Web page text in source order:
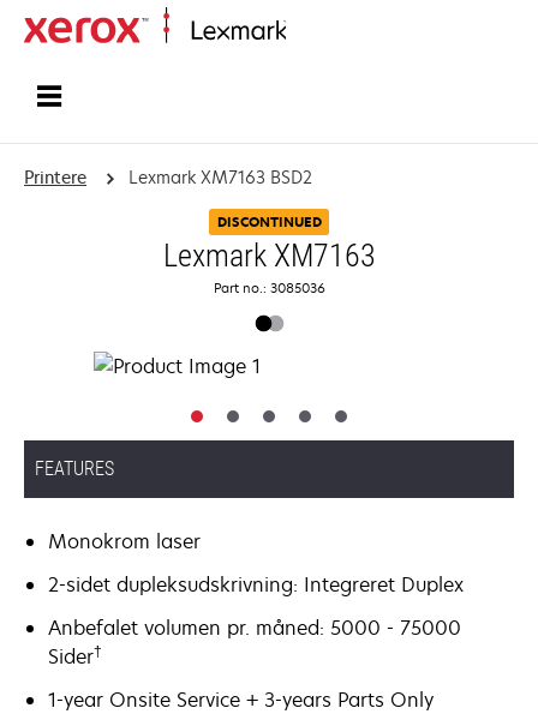
Printere Lexmark XM7163 BSD2
DISCONTINUED
Lexmark XM7163
Part no.: 3085036
FEATURES
Monokrom laser
2-sidet dupleksudskrivning: Integreret Duplex
Anbefalet volumen pr. måned: 5000 - 75000
Sider†
1-year Onsite Service + 3-years Parts Only